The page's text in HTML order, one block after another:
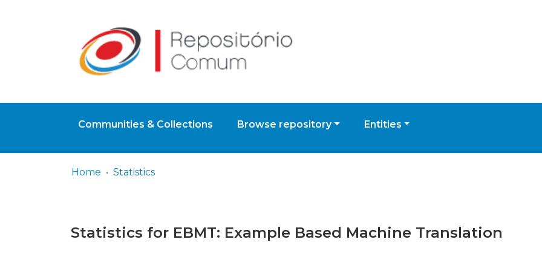
Communities & Collections Browse repository Entities
Home Statistics
Statistics for EBMT: Example Based Machine Translation